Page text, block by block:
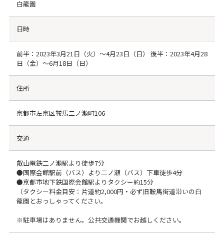
白龍園
日時
前半：2023年3月21日（火）〜4月23日（日） 後半：2023年4月28
日（金）〜6月18日（日）
住所
京都市左京区鞍馬二ノ瀬町106
交通
叡山電鉄二ノ瀬駅より徒歩7分
●国際会館駅前（バス）より二ノ瀬（バス）下車徒歩4分
●京都市地下鉄国際会館駅よりタクシー約15分
（タクシー料金目安：片道約2,000円・必ず旧鞍馬街道沿いの白
龍園とおっしゃってください。
※駐車場はありません。公共交通機関でお越しください。